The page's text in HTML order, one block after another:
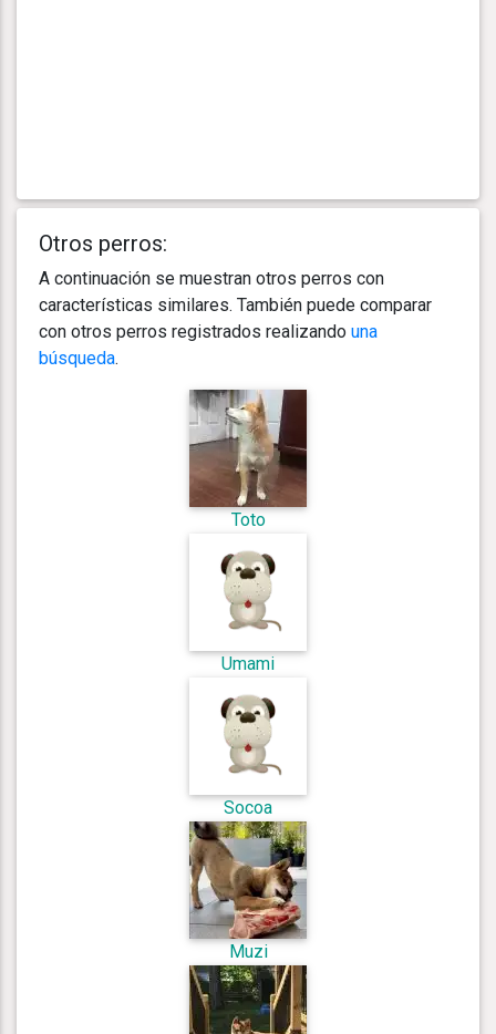
Otros perros:
A continuación se muestran otros perros con
características similares. También puede comparar
con otros perros registrados realizando una
búsqueda.
Toto
Umami
Socoa
Muzi